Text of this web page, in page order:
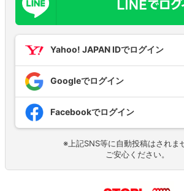
Yahoo! JAPAN IDでログイン
Googleでログイン
Facebookでログイン
※上記SNS等に自動投稿はされま
ご安心ください。